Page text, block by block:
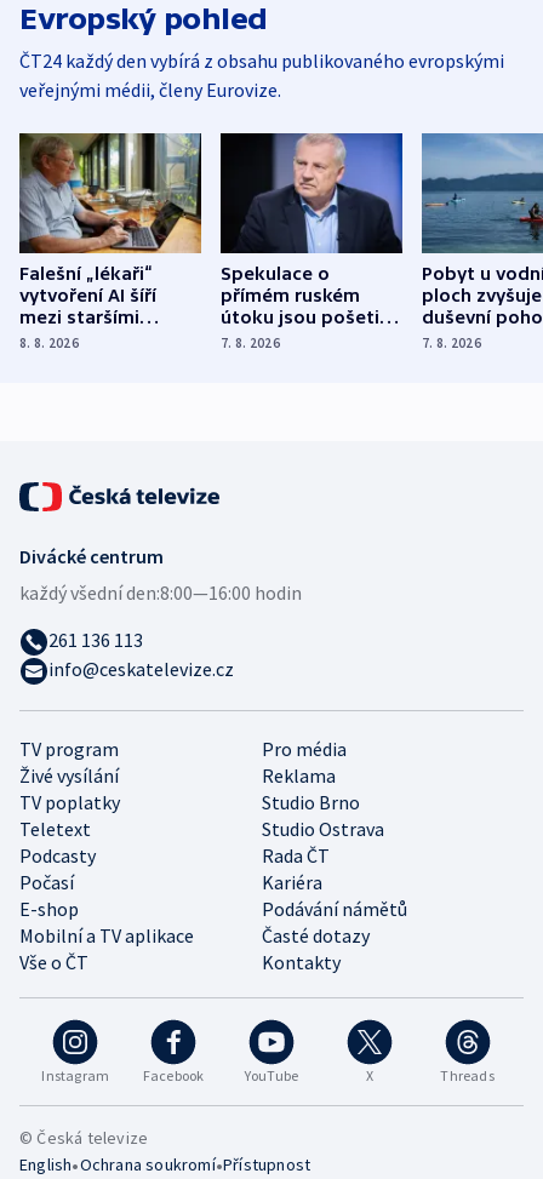
Evropský pohled
ČT24 každý den vybírá z obsahu publikovaného evropskými
veřejnými médii, členy Eurovize.
Falešní „lékaři“
vytvoření AI šíří
mezi staršími
Poláky nebezpečné
8. 8. 2026
Spekulace o
přímém ruském
útoku jsou pošetilé,
míní estonský
7. 8. 2026
Pobyt u
ploch zvyšuje
duševní
ukázala
7. 8. 2026
Instagram Facebook YouTube X Threads
TV program
Pro média
Živé vysílání
Reklama
TV poplatky
Studio Brno
Teletext
Studio Ostrava
Podcasty
Rada ČT
Počasí
Kariéra
E-shop
Podávání námětů
Mobilní a TV aplikace
Časté dotazy
Vše o ČT
Kontakty
Divácké centrum
každý všední den:8:00—16:00 hodin
261 136 113
info@ceskatelevize.cz
© Česká televize
English•Ochrana soukromí•Přístupnost